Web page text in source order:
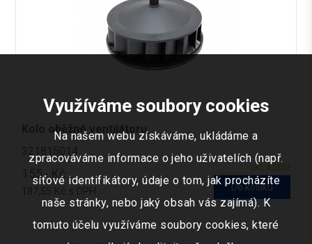
Kolo oběžné ventilátoru
321815014
SKLADEM
155,- Kč
187,55 Kč s DPH Do košíku
Využíváme soubory cookies
Na našem webu získáváme, ukládáme a
zpracováváme informace o jeho uživatelích (např.
síťové identifikátory, údaje o tom, jak procházíte
naše stránky, nebo jaký obsah vás zajímá). K
tomuto účelu využíváme soubory cookies, které